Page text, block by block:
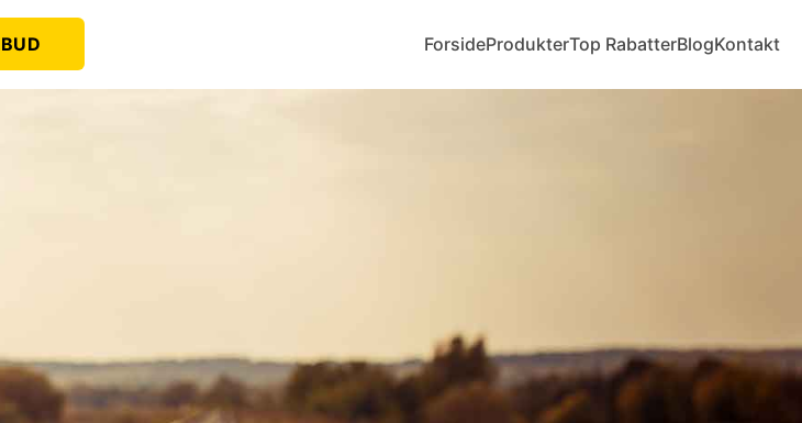
ForsideProdukterTop RabatterBlogKontakt